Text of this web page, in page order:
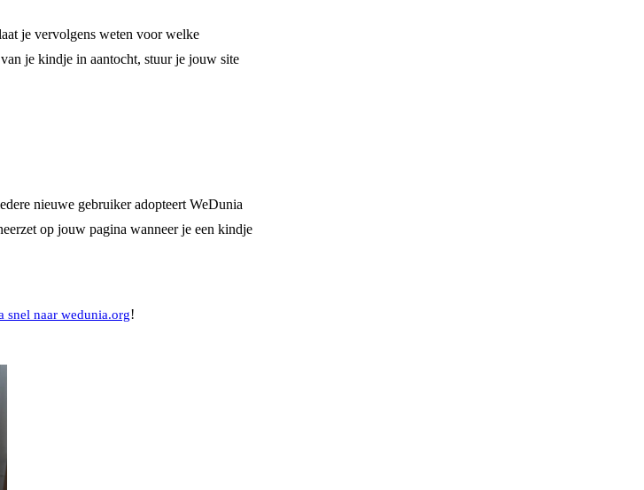
je vervolgens weten voor welke
je kindje in aantocht, stuur je jouw site
nieuwe gebruiker adopteert WeDunia
op jouw pagina wanneer je een kindje
snel naar wedunia.org!